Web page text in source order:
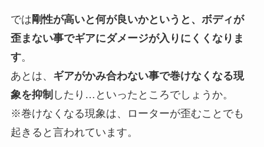
では 剛性が高いと何が良いかというと、ボディが
歪まない事でギアにダメージが入りにくくなりま
す。
あとは、 ギアがかみ合わない事で巻けなくなる現
象を抑制 したり…といったところでしょうか。
※巻けなくなる現象は、ローターが歪むことでも
起きると言われています。